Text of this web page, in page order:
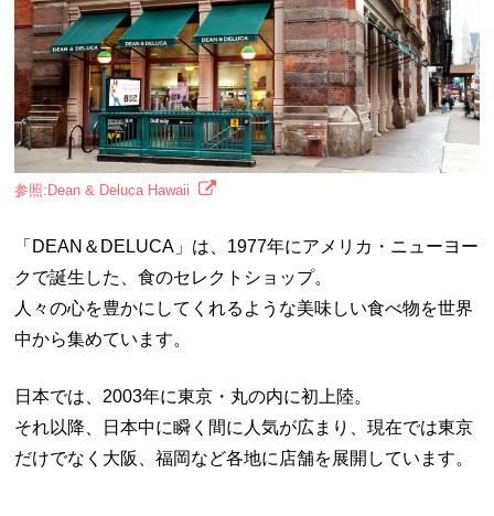
参照:Dean & Deluca Hawaii
「DEAN＆DELUCA」は、1977年にアメリカ・ニューヨー
クで誕生した、食のセレクトショップ。
人々の心を豊かにしてくれるような美味しい食べ物を世界
中から集めています。
日本では、2003年に東京・丸の内に初上陸。
それ以降、日本中に瞬く間に人気が広まり、現在では東京
だけでなく大阪、福岡など各地に店舗を展開しています。